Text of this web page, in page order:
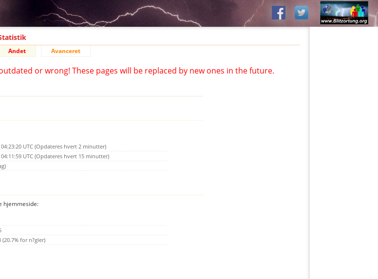
Andet Avanceret
or wrong! These pages will be replaced by new ones in the future.
04:23:20 UTC (Opdateres hvert 2 minutter)
04:11:59 UTC (Opdateres hvert 15 minutter)
hjemmeside:
(20.7% for n?gler)